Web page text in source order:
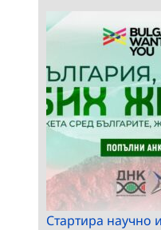
БАН чества 90-
годишнината на акад.
Васил Сгурев
Стартира научно